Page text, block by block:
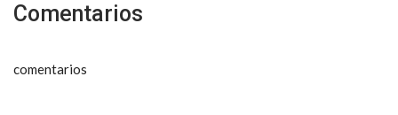
Comentarios
comentarios